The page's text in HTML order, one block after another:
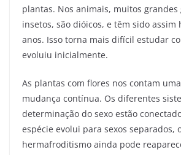
plantas. Nos animais, muitos grandes
insetos, são dióicos, e têm sido assim
anos. Isso torna mais difícil estudar
evoluiu inicialmente.
As plantas com flores nos contam
mudança contínua. Os diferentes
determinação do sexo estão
espécie evolui para sexos separados,
hermafroditismo ainda pode